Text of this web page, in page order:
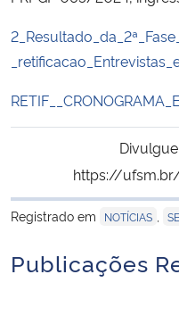
Secretaria-Geral
Advocacia-Geral da União
Banco Central do Brasil
https://
Registrado em
NOTÍCIAS
Publicações